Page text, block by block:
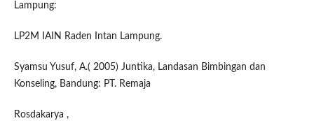
Lampung:
LP2M IAIN Raden Intan Lampung.
Syamsu Yusuf, A.( 2005) Juntika, Landasan Bimbingan dan
Konseling, Bandung: PT. Remaja
Rosdakarya ,